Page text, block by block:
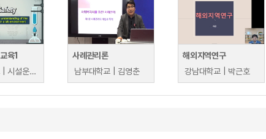
육1
청주대학교 | 시설운영팀
사례관리론
남부대학교 | 김영춘
해외지역연구
강남대학교 | 박근호